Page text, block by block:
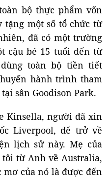
bộ thực phẩm vốn
tặng một số tổ chức từ
đã có một trường
cậu bé 15 tuổi đến từ
toàn bộ tiền tiết
hành trình tham
sân Goodison Park.
Kinsella, người đã xin
Liverpool, để trở về
lịch sử này. Mẹ của
từ Anh về Australia,
của nó là được đến